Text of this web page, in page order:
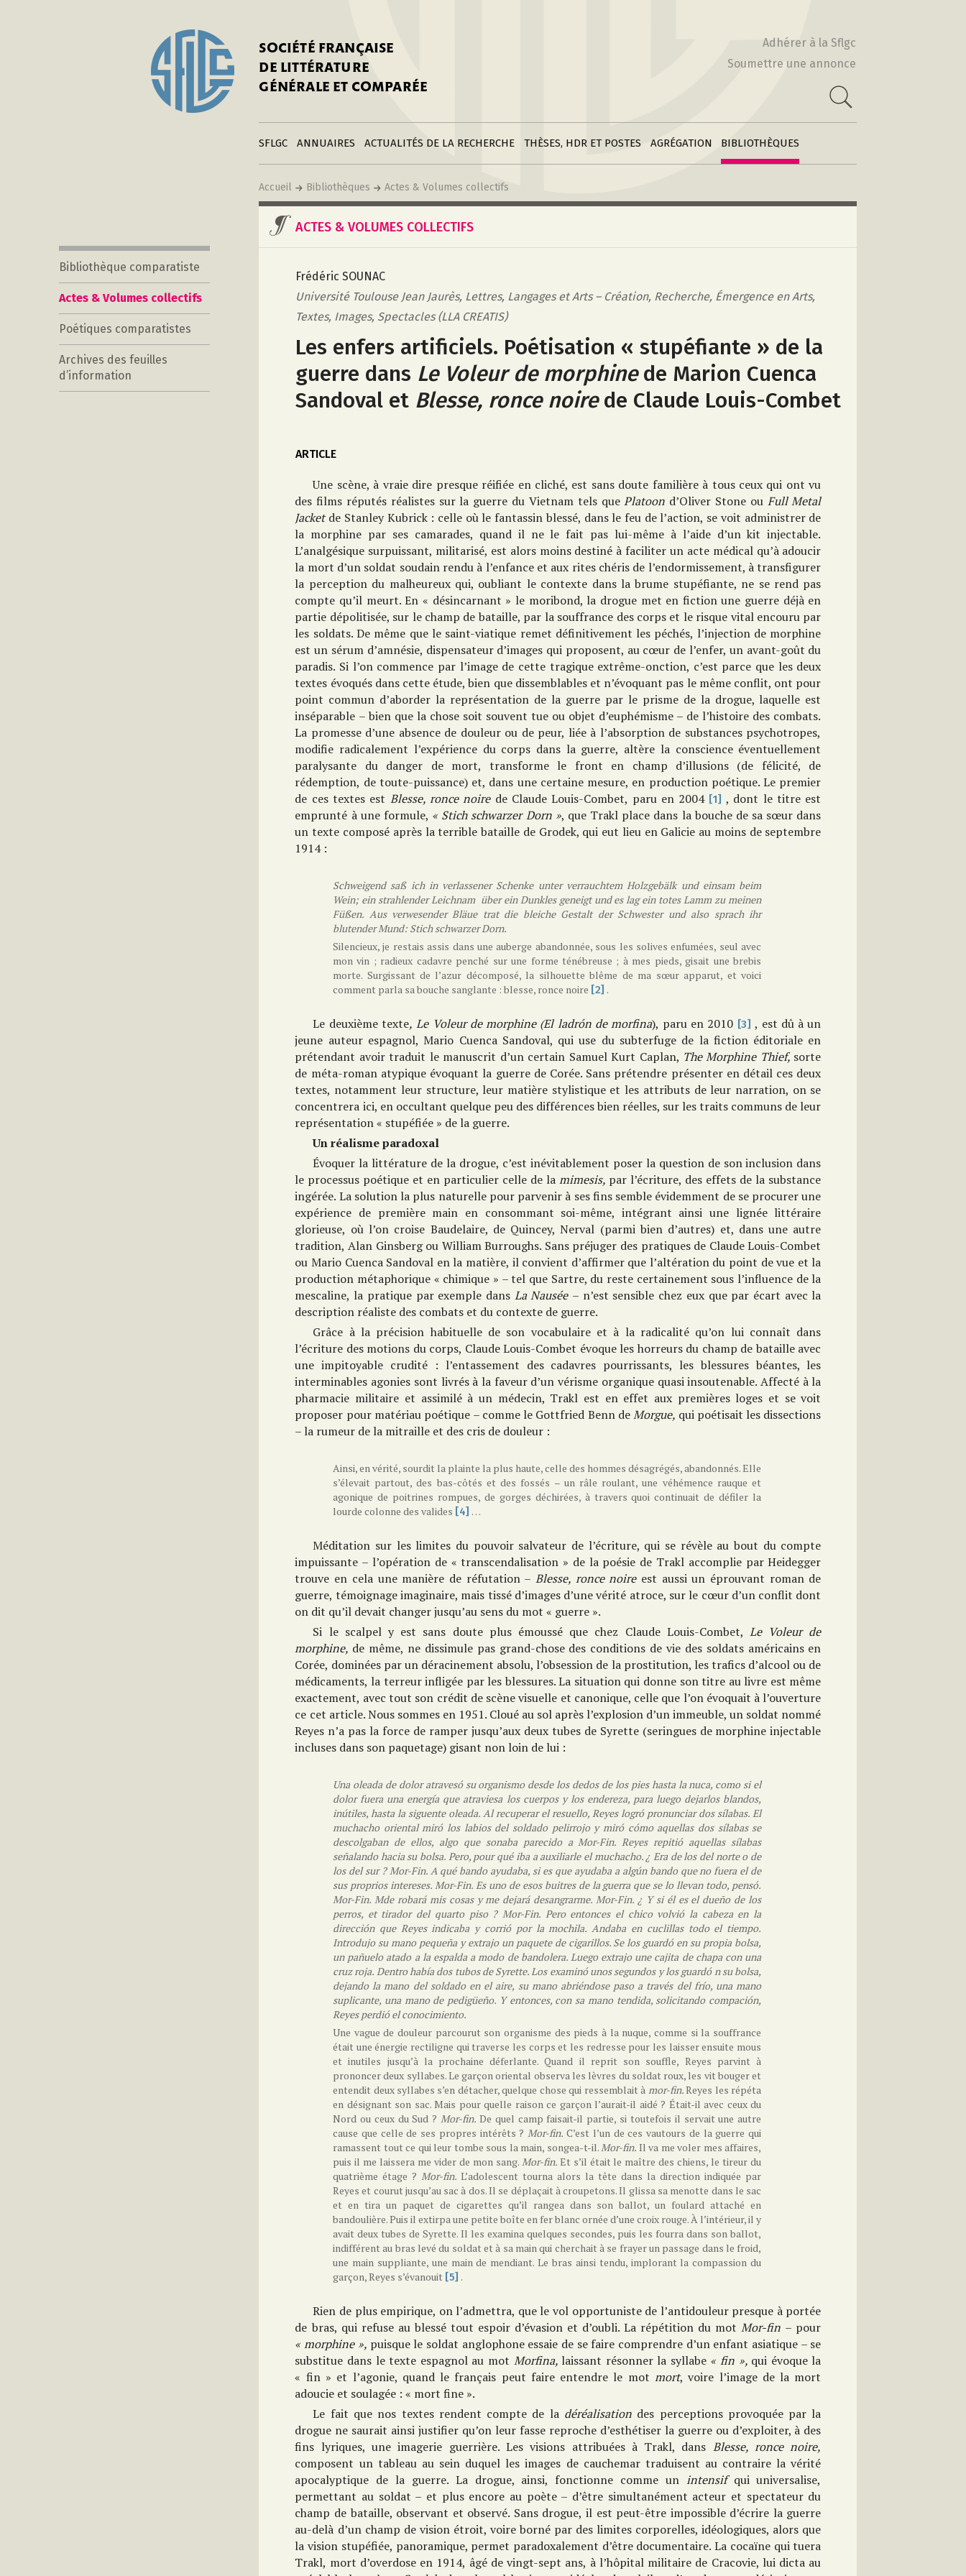
SOCIÉTÉ FRANÇAISE
DE LITTÉRATURE
GÉNÉRALE ET COMPARÉE
Adhérer à la Sflgc
Soumettre une annonce
SFLGC
Adhérer à la SFLGC
Publier sur ce site
LiensANNUAIRES
Créer une fiche
annuaire
Modifier sa fiche
annuaire
Créer une fiche
institutionACTUALITÉS DE LA RECHERCHE
Divers
Soumettre une
annonce
THÈSES, HDR ET POSTES
Postes AGRÉGATION
2006-2007 BIBLIOTHÈQUES
collectifs
Poétiques
feuilles
d’information
Accueil Bibliothèques Actes & Volumes collectifs
Bibliothèque comparatiste
Actes & Volumes collectifs
Poétiques comparatistes
Archives des feuilles
d’information
ACTES & VOLUMES COLLECTIFS
Frédéric SOUNAC
Université Toulouse Jean Jaurès, Lettres, Langages et Arts – Création, Recherche, Émergence en Arts,
Textes, Images, Spectacles (LLA CREATIS)
Les enfers artificiels. Poétisation « stupéfiante » de la
guerre dans Le Voleur de morphinede Marion Cuenca
Sandoval et Blesse, ronce noirede Claude Louis-Combet
ARTICLE
Une scène, à vraie dire presque réifiée en cliché, est sans doute familière à tous ceux qui ont vu
des films réputés réalistes sur la guerre du Vietnam tels quePlatoon d’Oliver Stone ou Full Metal
Jacketde Stanley Kubrick : celle où le fantassin blessé, dans le feu de l’action, se voit administrer de
la morphine par ses camarades, quand il ne le fait pas lui-même à l’aide d’un kit injectable.
L’analgésique surpuissant, militarisé, est alors moins destiné à faciliter un acte médical qu’à adoucir
la mort d’un soldat soudain rendu à l’enfance et aux rites chéris de l’endormissement, à transfigurer
la perception du malheureux qui, oubliant le contexte dans la brume stupéfiante, ne se rend pas
compte qu’il meurt. En « désincarnant » le moribond, la drogue met en fiction une guerre déjà en
partie dépolitisée, sur le champ de bataille, par la souffrance des corps et le risque vital encouru par
les soldats. De même que le saint-viatique remet définitivement les péchés, l’injection de morphine
est un sérum d’amnésie, dispensateur d’images qui proposent, au cœur de l’enfer, un avant-goût du
paradis. Si l’on commence par l’image de cette tragique extrême-onction, c’est parce que les deux
textes évoqués dans cette étude, bien que dissemblables et n’évoquant pas le même conflit, ont pour
point commun d’aborder la représentation de la guerre par le prisme de la drogue, laquelle est
inséparable – bien que la chose soit souvent tue ou objet d’euphémisme – de l’histoire des combats.
La promesse d’une absence de douleur ou de peur, liée à l’absorption de substances psychotropes,
modifie radicalement l’expérience du corps dans la guerre, altère la conscience éventuellement
paralysante du danger de mort, transforme le front en champ d’illusions (de félicité, de
rédemption, de toute-puissance) et, dans une certaine mesure, en production poétique. Le premier
de ces textes est Blesse, ronce noire de Claude Louis-Combet, paru en 2004 [1] , dont le titre est
emprunté à une formule, « Stich schwarzer Dorn », que Trakl place dans la bouche de sa sœur dans
un texte composé après la terrible bataille de Grodek, qui eut lieu en Galicie au moins de septembre
1914 :
Schweigend saß ich in verlassener Schenke unter verrauchtem Holzgebälk und einsam beim
Wein; ein strahlender Leichnam über ein Dunkles geneigt und es lag ein totes Lamm zu meinen
Füßen. Aus verwesender Bläue trat die bleiche Gestalt der Schwester und also sprach ihr
blutender Mund: Stich schwarzer Dorn.
Silencieux, je restais assis dans une auberge abandonnée, sous les solives enfumées, seul avec
mon vin ; radieux cadavre penché sur une forme ténébreuse ; à mes pieds, gisait une brebis
morte. Surgissant de l’azur décomposé, la silhouette blême de ma sœur apparut, et voici
comment parla sa bouche sanglante : blesse, ronce noire [2] .
Le deuxième texte, Le Voleur de morphine (El ladrón de morfina), paru en 2010 [3] , est dû à un
jeune auteur espagnol, Mario Cuenca Sandoval, qui use du subterfuge de la fiction éditoriale en
prétendant avoir traduit le manuscrit d’un certain Samuel Kurt Caplan, The Morphine Thief, sorte
de méta-roman atypique évoquant la guerre de Corée. Sans prétendre présenter en détail ces deux
textes, notamment leur structure, leur matière stylistique et les attributs de leur narration, on se
concentrera ici, en occultant quelque peu des différences bien réelles, sur les traits communs de leur
représentation « stupéfiée » de la guerre.
Un réalisme paradoxal
Évoquer la littérature de la drogue, c’est inévitablement poser la question de son inclusion dans
le processus poétique et en particulier celle de lamimesis, par l’écriture, des effets de la substance
ingérée. La solution la plus naturelle pour parvenir à ses fins semble évidemment de se procurer une
expérience de première main en consommant soi-même, intégrant ainsi une lignée littéraire
glorieuse, où l’on croise Baudelaire, de Quincey, Nerval (parmi bien d’autres) et, dans une autre
tradition, Alan Ginsberg ou William Burroughs. Sans préjuger des pratiques de Claude Louis-Combet
ou Mario Cuenca Sandoval en la matière, il convient d’affirmer que l’altération du point de vue et la
production métaphorique « chimique » – tel que Sartre, du reste certainement sous l’influence de la
mescaline, la pratique par exemple dans La Nausée – n’est sensible chez eux que par écart avec la
description réaliste des combats et du contexte de guerre.
Grâce à la précision habituelle de son vocabulaire et à la radicalité qu’on lui connaît dans
l’écriture des motions du corps, Claude Louis-Combet évoque les horreurs du champ de bataille avec
une impitoyable crudité : l’entassement des cadavres pourrissants, les blessures béantes, les
interminables agonies sont livrés à la faveur d’un vérisme organique quasi insoutenable. Affecté à la
pharmacie militaire et assimilé à un médecin, Trakl est en effet aux premières loges et se voit
proposer pour matériau poétique – comme le Gottfried Benn deMorgue, qui poétisait les dissections
– la rumeur de la mitraille et des cris de douleur :
Ainsi, en vérité, sourdit la plainte la plus haute, celle des hommes désagrégés, abandonnés. Elle
s’élevait partout, des bas-côtés et des fossés – un râle roulant, une véhémence rauque et
agonique de poitrines rompues, de gorges déchirées, à travers quoi continuait de défiler la
lourde colonne des valides [4] …
Méditation sur les limites du pouvoir salvateur de l’écriture, qui se révèle au bout du compte
impuissante – l’opération de « transcendalisation » de la poésie de Trakl accomplie par Heidegger
trouve en cela une manière de réfutation – Blesse, ronce noire est aussi un éprouvant roman de
guerre, témoignage imaginaire, mais tissé d’images d’une vérité atroce, sur le cœur d’un conflit dont
on dit qu’il devait changer jusqu’au sens du mot « guerre ».
Si le scalpel y est sans doute plus émoussé que chez Claude Louis-Combet, Le Voleur de
morphine, de même, ne dissimule pas grand-chose des conditions de vie des soldats américains en
Corée, dominées par un déracinement absolu, l’obsession de la prostitution, les trafics d’alcool ou de
médicaments, la terreur infligée par les blessures. La situation qui donne son titre au livre est même
exactement, avec tout son crédit de scène visuelle et canonique, celle que l’on évoquait à l’ouverture
ce cet article. Nous sommes en 1951. Cloué au sol après l’explosion d’un immeuble, un soldat nommé
Reyes n’a pas la force de ramper jusqu’aux deux tubes de Syrette (seringues de morphine injectable
incluses dans son paquetage) gisant non loin de lui :
Una oleada de dolor atravesó su organismo desde los dedos de los pies hasta la nuca, como si el
dolor fuera una energía que atraviesa los cuerpos y los endereza, para luego dejarlos blandos,
inútiles, hasta la siguente oleada. Al recuperar el resuello, Reyes logró pronunciar dos sílabas. El
muchacho oriental miró los labios del soldado pelirrojo y miró cómo aquellas dos sílabas se
descolgaban de ellos, algo que sonaba parecido a Mor-Fin. Reyes repitió aquellas sílabas
señalando hacia su bolsa. Pero, pour qué iba a auxiliarle el muchacho. ¿ Era de los del norte o de
los del sur ? Mor-Fin. A qué bando ayudaba, si es que ayudaba a algún bando que no fuera el de
sus proprios intereses. Mor-Fin. Es uno de esos buitres de la guerra que se lo llevan todo, pensó.
Mor-Fin. Mde robará mis cosas y me dejará desangrarme. Mor-Fin. ¿ Y si él es el dueño de los
perros, et tirador del quarto piso ? Mor-Fin. Pero entonces el chico volvió la cabeza en la
dirección que Reyes indicaba y corrió por la mochila. Andaba en cuclillas todo el tiempo.
Introdujo su mano pequeña y extrajo un paquete de cigarillos. Se los guardó en su propia bolsa,
un pañuelo atado a la espalda a modo de bandolera. Luego extrajo une cajita de chapa con una
cruz roja. Dentro había dos tubos de Syrette. Los examinó unos segundos y los guardó n su bolsa,
dejando la mano del soldado en el aire, su mano abriéndose paso a través del frío, una mano
suplicante, una mano de pedigüeño. Y entonces, con sa mano tendida, solicitando compación,
Reyes perdió el conocimiento.
Une vague de douleur parcourut son organisme des pieds à la nuque, comme si la souffrance
était une énergie rectiligne qui traverse les corps et les redresse pour les laisser ensuite mous
et inutiles jusqu’à la prochaine déferlante. Quand il reprit son souffle, Reyes parvint à
prononcer deux syllabes. Le garçon oriental observa les lèvres du soldat roux, les vit bouger et
entendit deux syllabes s’en détacher, quelque chose qui ressemblait à mor-fin.Reyes les répéta
en désignant son sac. Mais pour quelle raison ce garçon l’aurait-il aidé ? Était-il avec ceux du
Nord ou ceux du Sud ?Mor-fin. De quel camp faisait-il partie, si toutefois il servait une autre
cause que celle de ses propres intérêts ?Mor-fin. C’est l’un de ces vautours de la guerre qui
ramassent tout ce qui leur tombe sous la main, songea-t-il.Mor-fin. Il va me voler mes affaires,
puis il me laissera me vider de mon sang. Mor-fin. Et s’il était le maître des chiens, le tireur du
quatrième étage ?Mor-fin.L’adolescent tourna alors la tête dans la direction indiquée par
Reyes et courut jusqu’au sac à dos. Il se déplaçait à croupetons. Il glissa sa menotte dans le sac
et en tira un paquet de cigarettes qu’il rangea dans son ballot, un foulard attaché en
bandoulière. Puis il extirpa une petite boîte en fer blanc ornée d’une croix rouge. À l’intérieur, il y
avait deux tubes de Syrette. Il les examina quelques secondes, puis les fourra dans son ballot,
indifférent au bras levé du soldat et à sa main qui cherchait à se frayer un passage dans le froid,
une main suppliante, une main de mendiant. Le bras ainsi tendu, implorant la compassion du
garçon, Reyes s’évanouit [5] .
Rien de plus empirique, on l’admettra, que le vol opportuniste de l’antidouleur presque à portée
de bras, qui refuse au blessé tout espoir d’évasion et d’oubli. La répétition du motMor-fin – pour
« morphine », puisque le soldat anglophone essaie de se faire comprendre d’un enfant asiatique – se
substitue dans le texte espagnol au mot Morfina, laissant résonner la syllabe « fin », qui évoque la
« fin » et l’agonie, quand le français peut faire entendre le motmort, voire l’image de la mort
adoucie et soulagée : « mort fine ».
Le fait que nos textes rendent compte de la déréalisation des perceptions provoquée par la
drogue ne saurait ainsi justifier qu’on leur fasse reproche d’esthétiser la guerre ou d’exploiter, à des
fins lyriques, une imagerie guerrière. Les visions attribuées à Trakl, dans Blesse, ronce noire,
composent un tableau au sein duquel les images de cauchemar traduisent au contraire la vérité
apocalyptique de la guerre. La drogue, ainsi, fonctionne comme un intensif qui universalise,
permettant au soldat – et plus encore au poète – d’être simultanément acteur et spectateur du
champ de bataille, observant et observé. Sans drogue, il est peut-être impossible d’écrire la guerre
au-delà d’un champ de vision étroit, voire borné par des limites corporelles, idéologiques, alors que
la vision stupéfiée, panoramique, permet paradoxalement d’être documentaire. La cocaïne qui tuera
Trakl, mort d’overdose en 1914, âgé de vingt-sept ans, à l’hôpital militaire de Cracovie, lui dicta au